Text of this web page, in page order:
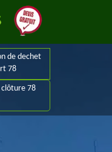
de dechet
78
clôture 78